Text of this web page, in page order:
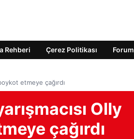
Rehberi Çerez Politikası Forum
etmeye çağırdı
Olly
çağırdı